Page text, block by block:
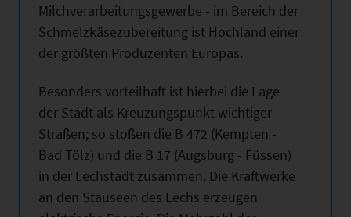
Milchverarbeitungsgewerbe - im Bereich der
Schmelzkäsezubereitung ist Hochland einer
der größten Produzenten Europas.
Besonders vorteilhaft ist hierbei die Lage
der Stadt als Kreuzungspunkt wichtiger
Straßen; so stoßen die B 472 (Kempten -
Bad Tölz) und die B 17 (Augsburg - Füssen)
in der Lechstadt zusammen. Die Kraftwerke
an den Stauseen des Lechs erzeugen